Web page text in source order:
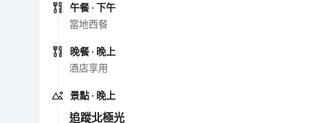
午餐 · 下午
當地西餐
晚餐 · 晚上
酒店享用
景點 · 晚上
追蹤北極光